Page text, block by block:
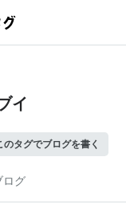
イ
のタグでブログを書く
ログ